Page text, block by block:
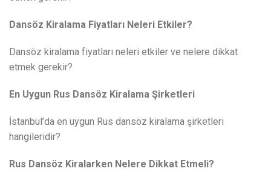
Dansöz Kiralama Fiyatları Neleri Etkiler?
Dansöz kiralama fiyatları neleri etkiler ve nelere dikkat
etmek gerekir?
En Uygun Rus Dansöz Kiralama Şirketleri
İstanbul’da en uygun Rus dansöz kiralama şirketleri
hangileridir?
Rus Dansöz Kiralarken Nelere Dikkat Etmeli?